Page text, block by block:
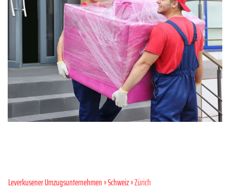
Leverkusener Umzugsunternehmen»Schweiz» Zürich